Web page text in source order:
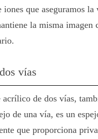
iones que aseguramos
la misma imagen
vías
acrílico de dos vías,
de una vía, es un
que proporciona